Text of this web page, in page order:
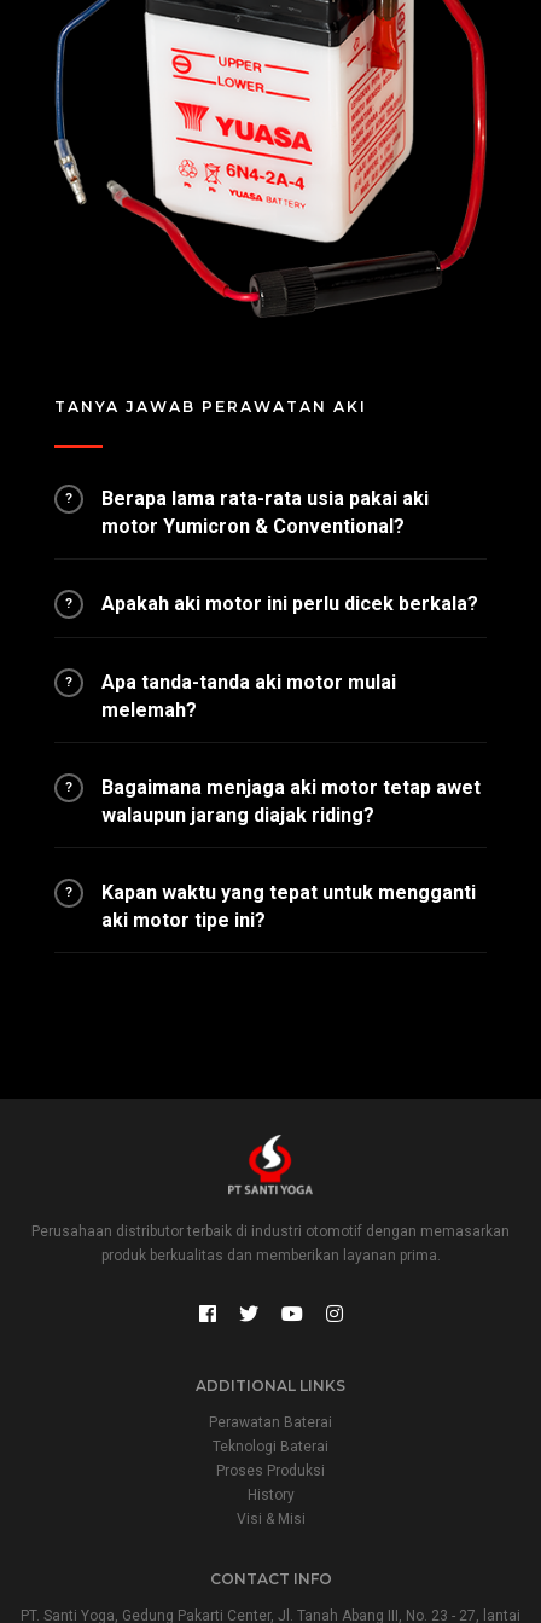
TANYA JAWAB PERAWATAN AKI
?
Berapa lama rata-rata usia pakai aki
motor Yumicron & Conventional?
? Apakah aki motor ini perlu dicek berkala?
?
Apa tanda-tanda aki motor mulai
melemah?
?
Bagaimana menjaga aki motor tetap awet
walaupun jarang diajak riding?
?
Kapan waktu yang tepat untuk mengganti
aki motor tipe ini?
Perusahaan distributor terbaik di industri otomotif dengan memasarkan
produk berkualitas dan memberikan layanan prima.
ADDITIONAL LINKS
Perawatan Baterai
Teknologi Baterai
Proses Produksi
History
Visi & Misi
CONTACT INFO
PT. Santi Yoga, Gedung Pakarti Center, Jl. Tanah Abang III, No. 23 - 27, lantai